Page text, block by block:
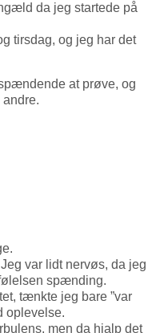
da jeg startede på
tirsdag, og jeg har det
at prøve, og
var lidt nervøs, da jeg
spænding.
tænkte jeg bare ”var
oplevelse.
men da hjalp det